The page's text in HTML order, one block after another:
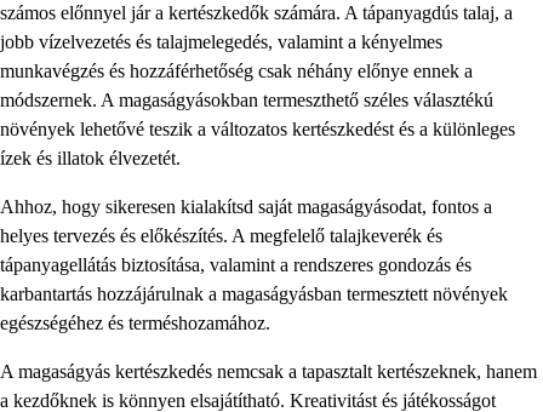
számos előnnyel jár a kertészkedők számára. A tápanyagdús talaj, a
jobb vízelvezetés és talajmelegedés, valamint a kényelmes
munkavégzés és hozzáférhetőség csak néhány előnye ennek a
módszernek. A magaságyásokban termeszthető széles választékú
növények lehetővé teszik a változatos kertészkedést és a különleges
ízek és illatok élvezetét.
Ahhoz, hogy sikeresen kialakítsd saját magaságyásodat, fontos a
helyes tervezés és előkészítés. A megfelelő talajkeverék és
tápanyagellátás biztosítása, valamint a rendszeres gondozás és
karbantartás hozzájárulnak a magaságyásban termesztett növények
egészségéhez és terméshozamához.
A magaságyás kertészkedés nemcsak a tapasztalt kertészeknek, hanem
a kezdőknek is könnyen elsajátítható. Kreativitást és játékosságot